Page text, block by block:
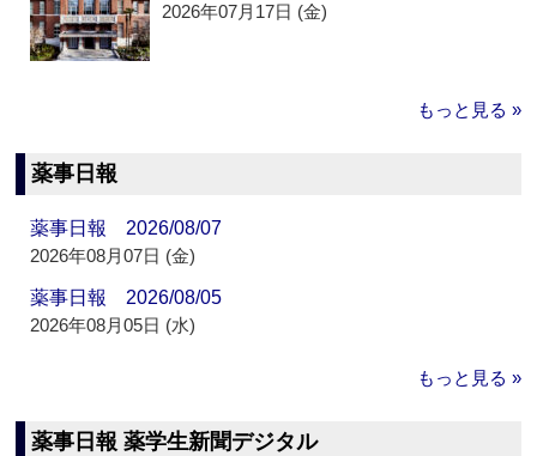
2026年07月17日 (金)
もっと見る »
薬事日報
薬事日報 2026/08/07
2026年08月07日 (金)
薬事日報 2026/08/05
2026年08月05日 (水)
もっと見る »
薬事日報 薬学生新聞デジタル